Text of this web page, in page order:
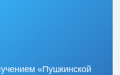
«Пушкинской